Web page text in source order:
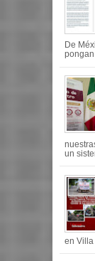
De
pongan
un
en Villa